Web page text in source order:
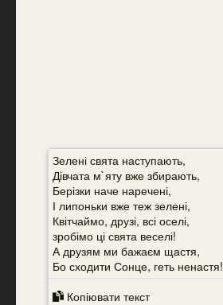
Зелені свята наступають,
Дівчата м`яту вже збирають,
Берізки наче наречені,
І липоньки вже теж зелені,
Квітчаймо, друзі, всі оселі,
зробімо ці свята веселі!
А друзям ми бажаєм щастя,
Бо сходити Сонце, геть ненастя!
Копіювати текст